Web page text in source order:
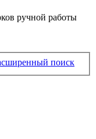
ручной работы
поиск